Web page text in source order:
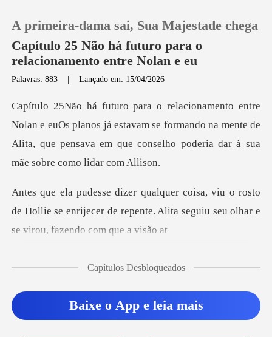
Loja
Histórico
Sair
Baixar App
A primeira-dama sai, Sua Majestade chega
Capítulo 25 Não há futuro para o
relacionamento entre Nolan e eu
Palavras: 883 |Lançado em: 15/04/2026
planos já estavam se formando na mente de
Alita, que pensava em
rosto
de Hollie se enrijecer de repente. Alita seg
Capítulos Desbloqueados
Baixe o App e leia mais